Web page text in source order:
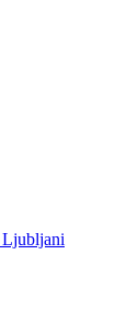
Ljubljani